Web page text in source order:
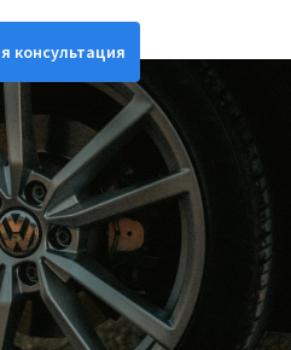
консультация